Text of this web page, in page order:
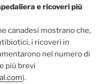
e ricoveri più
canadesi mostrano che,
i ricoveri in
nel numero di
più brevi
).